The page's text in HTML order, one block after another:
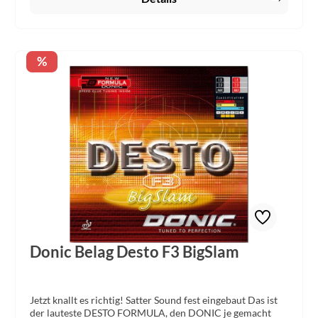
Frischklebeeffekt bietet genau diesen Spielern einen
unvergleichlichen Sound mit ausgezeichneten Kontroll-
und Spineigenschaften.
Rabatt
%
Donic Belag Desto F3 BigSlam
Jetzt knallt es richtig! Satter Sound fest eingebaut Das ist
der lauteste DESTO FORMULA, den DONIC je gemacht